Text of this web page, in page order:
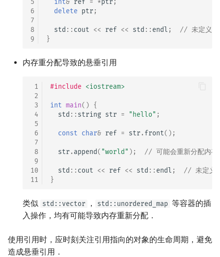
6
7
8
9
delete ptr;
std :: cout << ref << std :: endl ;
// 未定义行
}
内存重分配导致的悬垂引用
1
2
3
4
5
6
7
8
9
10
11
#include <iostream>
int main() {
std :: string str = "hello" ;
const char& ref = str.front();
str.append( "world" ); // 可能会重新分配内
std :: cout << ref << std :: endl ;
// 未定义
}
类似 std::vector ， std::unordered_map 等容器的插
入操作，均有可能导致内存重新分配．
使用引用时，应时刻关注引用指向的对象的生命周期，避免
造成悬垂引用．